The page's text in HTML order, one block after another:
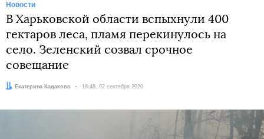
Новости
В Харьковской области вспыхнули 400
гектаров леса, пламя перекинулось на
село. Зеленский созвал срочное
совещание
Автор:Екатерина Кадакова Дата:
18:48, 02 сентября 2020